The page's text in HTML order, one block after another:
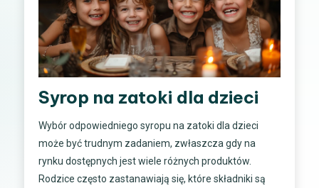
Syrop na zatoki dla dzieci
Wybór odpowiedniego syropu na zatoki dla dzieci
może być trudnym zadaniem, zwłaszcza gdy na
rynku dostępnych jest wiele różnych produktów.
Rodzice często zastanawiają się, które składniki są